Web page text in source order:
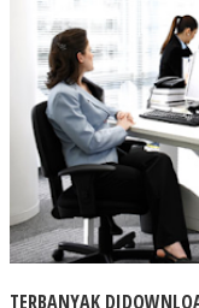
TERBANYAK